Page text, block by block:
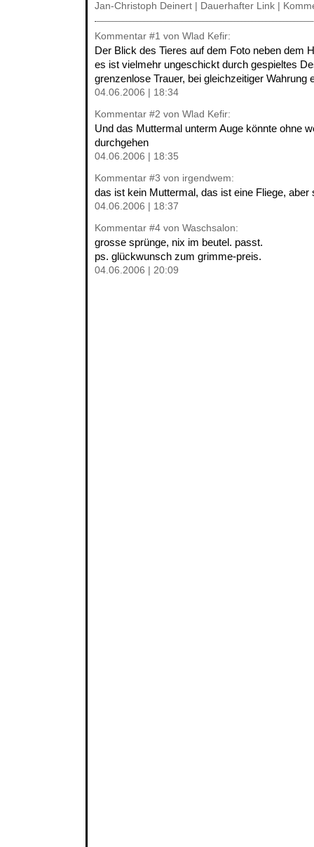
Jan-Christoph Deinert | Dauerhafter Link
Kommentar #1 von Wlad Kefir:
Der Blick des Tieres auf dem Foto neben dem
es ist vielmehr ungeschickt durch gespieltes
grenzenlose Trauer, bei gleichzeitiger Wahrung
04.06.2006 | 18:34
Kommentar #2 von Wlad Kefir:
Und das Muttermal unterm Auge könnte ohne
durchgehen
04.06.2006 | 18:35
Kommentar #3 von irgendwem:
das ist kein Muttermal, das ist eine Fliege, aber
04.06.2006 | 18:37
Kommentar #4 von Waschsalon:
grosse sprünge, nix im beutel. passt.
ps. glückwunsch zum grimme-preis.
04.06.2006 | 20:09